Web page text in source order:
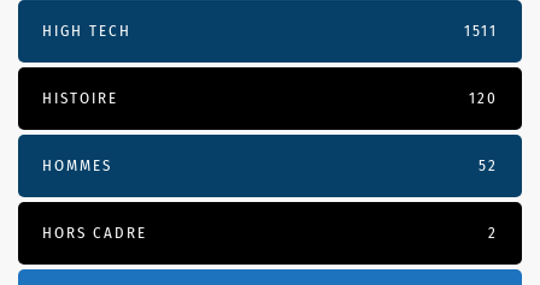
HIGH TECH 1511
HISTOIRE 120
HOMMES 52
HORS CADRE 2